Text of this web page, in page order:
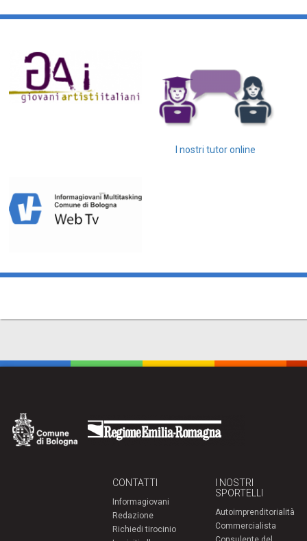
I nostri tutor online
CONTATTI
Informagiovani
Redazione
Richiedi tirocinio
I NOSTRI
SPORTELLI
Autoimprenditorialità
Commercialista